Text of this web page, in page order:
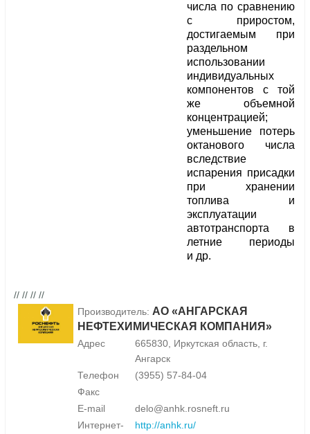
числа по сравнению
с приростом,
достигаемым при
раздельном
использовании
индивидуальных
компонентов с той
же объемной
концентрацией;
уменьшение потерь
октанового числа
вследствие
испарения присадки
при хранении
топлива и
эксплуатации
автотранспорта в
летние периоды
и др.
// // // //
Производитель: АО «АНГАРСКАЯ
НЕФТЕХИМИЧЕСКАЯ КОМПАНИЯ»
Адрес
665830, Иркутская область, г.
Ангарск
Телефон
(3955) 57-84-04
Факс
E-mail
delo@anhk.rosneft.ru
Интернет-
http://anhk.ru/